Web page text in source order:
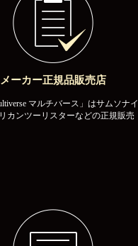
メーカー正規品販売店
マルチバース」はサムソナイ
カンツーリスターなどの正規販売